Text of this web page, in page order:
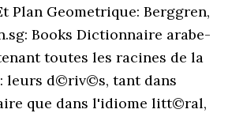
Plan Geometrique: Berggren,
Books Dictionnaire arabe-
toutes les racines de la
leurs d©riv©s, tant dans
que dans l'idiome litt©ral,